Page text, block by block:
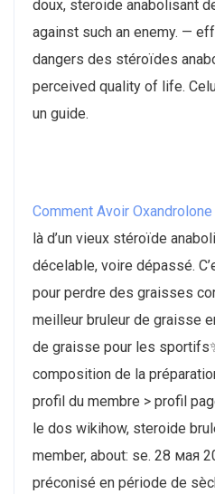
doux, steroide anabolisant
against such an enemy. —
dangers des stéroïdes
perceived quality of life.
un guide.
Comment Avoir
là d’un vieux stéroïde
décelable, voire dépassé.
pour perdre des graisses
meilleur bruleur de graisse
de graisse pour les
composition de la
profil du membre > profil
le dos wikihow, steroide
member, about: se. 28 мая
préconisé en période de